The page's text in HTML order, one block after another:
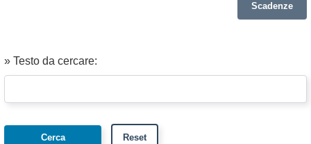
Scadenze
» Testo da cercare: